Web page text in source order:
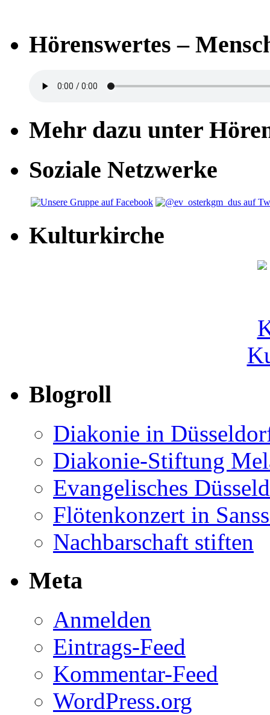
Hörenswertes –
Mehr dazu unter
Soziale Netzwerke
Kulturkirche
Blogroll
Diakonie in
Diakonie-Stiftung
Evangelisches
Flötenkonzert in
Nachbarschaft stiften
Meta
Anmelden
Eintrags-Feed
Kommentar-Feed
WordPress.org